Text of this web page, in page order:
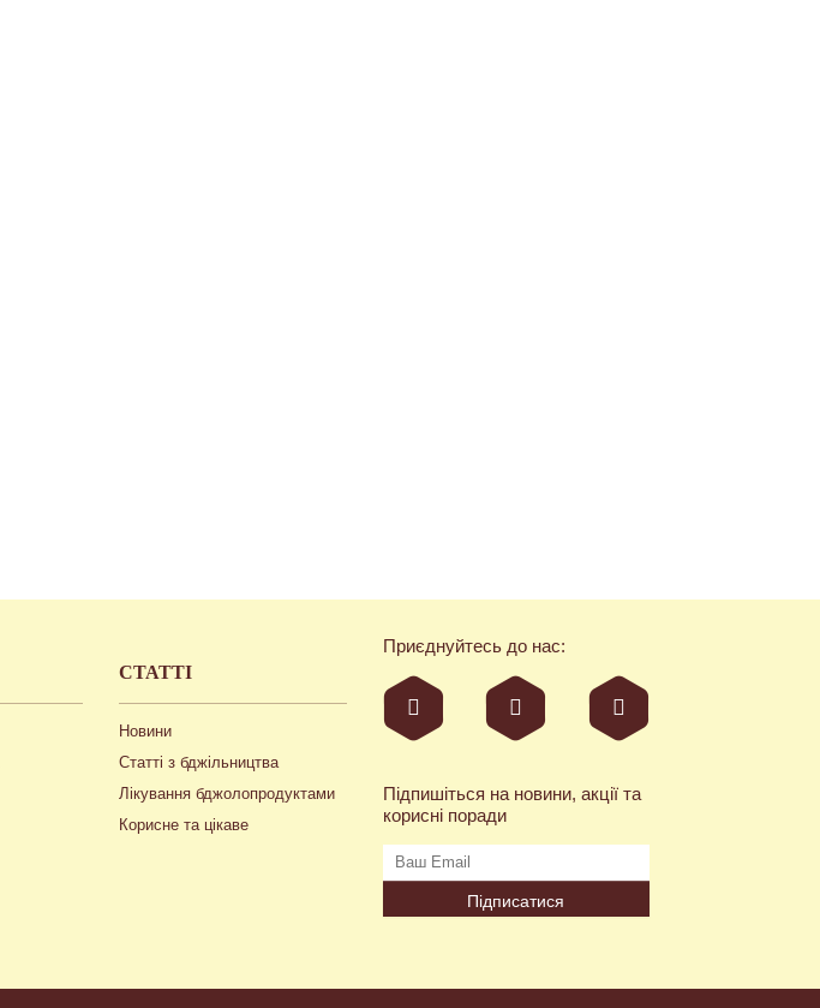
СТАТТІ
Новини
Статті з бджільництва
Лікування бджолопродуктами
Корисне та цікаве
Приєднуйтесь до нас:
Підпишіться на новини, акції та
корисні поради
Підписатися